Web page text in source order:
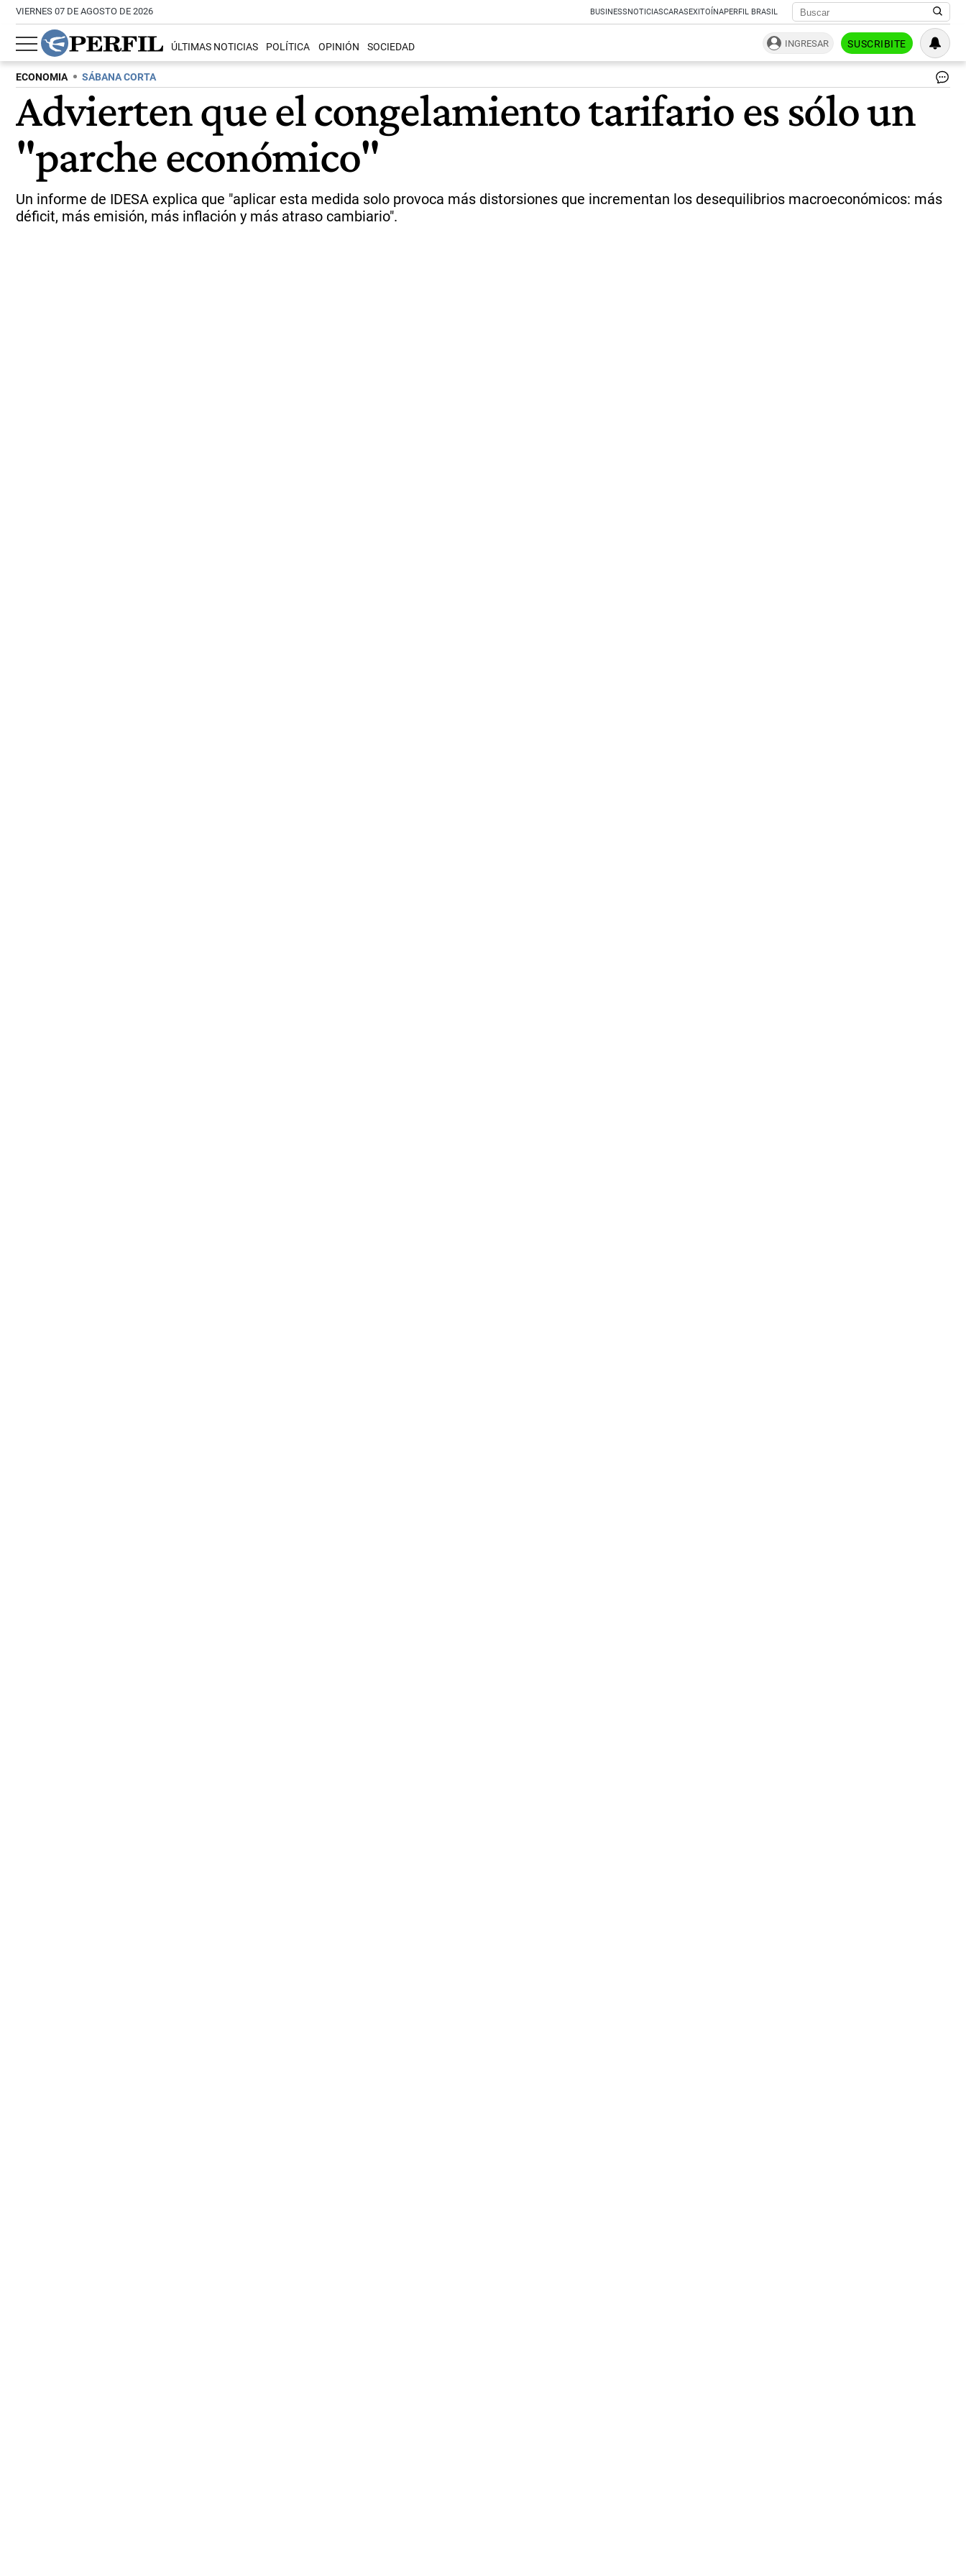
VIERNES 07 DE AGOSTO DE 2026 BUSINESSNOTICIASCARASEXITOÍNAPERFIL BRASIL
ÚLTIMAS NOTICIAS POLÍTICA OPINIÓN SOCIEDAD INGRESAR SUSCRIBITE
ECONOMIA SÁBANA CORTA
Advierten que el congelamiento tarifario es sólo un
"parche económico"
Un informe de IDESA explica que "aplicar esta medida solo provoca más distorsiones que incrementan los desequilibrios macroeconómicos: más
déficit, más emisión, más inflación y más atraso cambiario".